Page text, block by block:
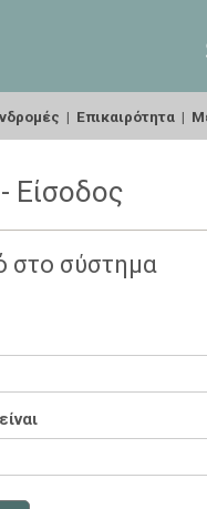
| Επικαιρότητα |
Είσοδος
στο σύστημα